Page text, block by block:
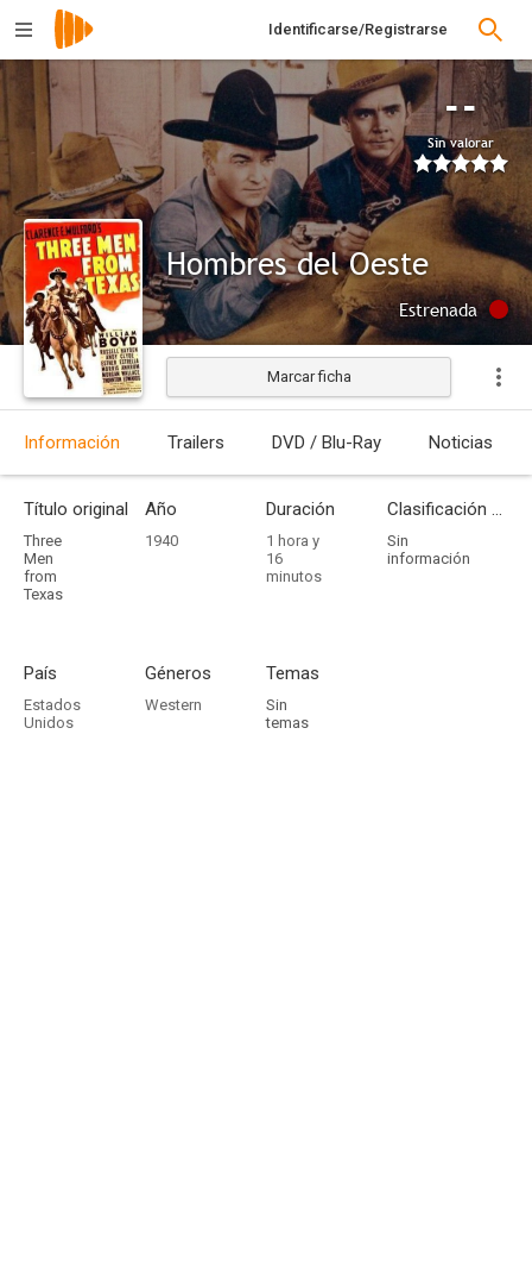
Identificarse/Registrarse
--
Sin valorar
Hombres del Oeste
Estrenada
Marcar ficha
Información Trailers DVD / Blu-Ray Noticias
Título original
Three
Men
from
Texas
Año
1940
Duración
1 hora y
16
minutos
Clasificación por edades
Sin
información
País
Estados
Unidos
Géneros
Western
Temas
Sin
temas